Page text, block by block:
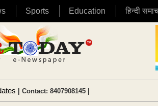
Sports Education हिन्दी
| Contact: 8407908145 |